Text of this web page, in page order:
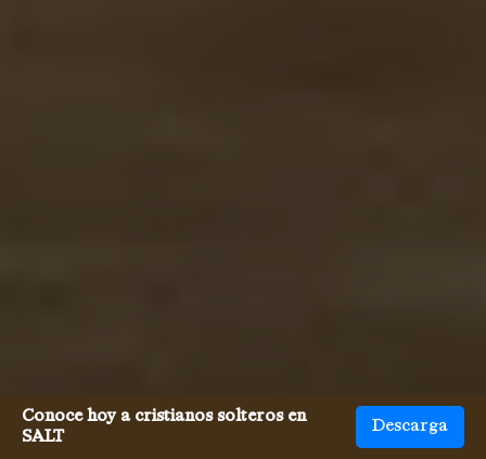
Conoce hoy a cristianos solteros en
SALT
Descarga